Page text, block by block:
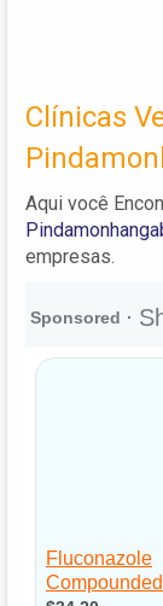
Clínicas
Aqui você
empresas.